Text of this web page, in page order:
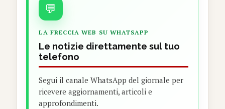
💬
LA FRECCIA WEB SU WHATSAPP
Le notizie direttamente sul tuo
telefono
Segui il canale WhatsApp del giornale per
ricevere aggiornamenti, articoli e
approfondimenti.